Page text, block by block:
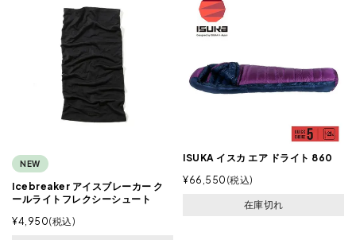
NEW
Icebreaker アイスブレーカー ク
ールライトフレクシーシュート
¥4,950 税込
ISUKA イスカ エア ドライト 860
¥66,550 税込
在庫切れ